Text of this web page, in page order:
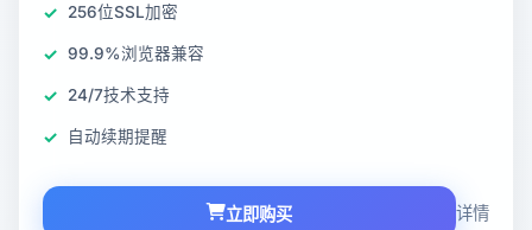
256位SSL加密
99.9%浏览器兼容
24/7技术支持
自动续期提醒
立即购买 详情